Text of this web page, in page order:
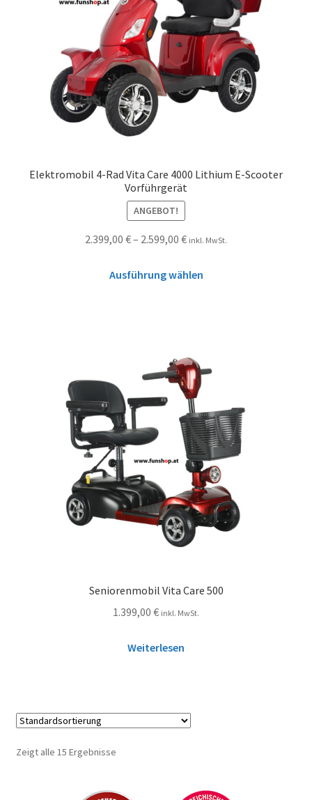
Elektromobil 4-Rad Vita Care 4000 Lithium E-Scooter
Vorführgerät
ANGEBOT!
2.399,00 €– 2.599,00 € inkl. MwSt.
Ausführung wählen
Seniorenmobil Vita Care 500
1.399,00 € inkl. MwSt.
Weiterlesen
Zeigt alle 15 Ergebnisse